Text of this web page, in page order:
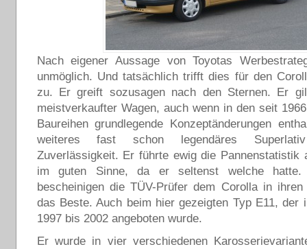
Nach eigener Aussage von Toyotas
unmöglich. Und tatsächlich trifft dies für den
zu. Er greift sozusagen nach den Sternen. Er
meistverkaufter Wagen, auch wenn in den seit
Baureihen grundlegende Konzeptänderungen
weiteres fast schon legendäres
Zuverlässigkeit. Er führte ewig die Pannenstatistik
im guten Sinne, da er seltenst welche hatte.
bescheinigen die TÜV-Prüfer dem Corolla in
das Beste. Auch beim hier gezeigten Typ E11, der
1997 bis 2002 angeboten wurde.
Er wurde in vier verschiedenen